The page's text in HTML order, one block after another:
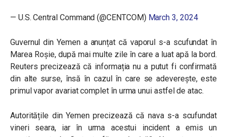
— U.S. Central Command (@CENTCOM) March 3, 2024
Guvernul din Yemen a anunțat că vaporul s-a scufundat în
Marea Roșie, după mai multe zile în care a luat apă la bord.
Reuters precizează că informația nu a putut fi confirmată
din alte surse, însă în cazul în care se adeverește, este
primul vapor avariat complet în urma unui astfel de atac.
Autoritățile din Yemen precizează că nava s-a scufundat
vineri seara, iar în urma acestui incident a emis un